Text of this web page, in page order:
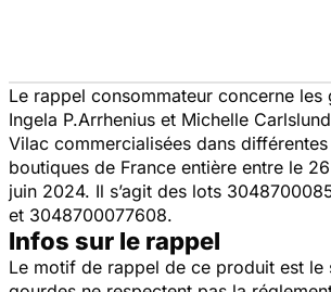
Le rappel consommateur concerne les
Ingela P.Arrhenius et Michelle
Vilac commercialisées dans
boutiques de France entière entre le
juin 2024. Il s’agit des lots
et 3048700077608.
Infos sur le rappel
Le motif de rappel de ce produit est le